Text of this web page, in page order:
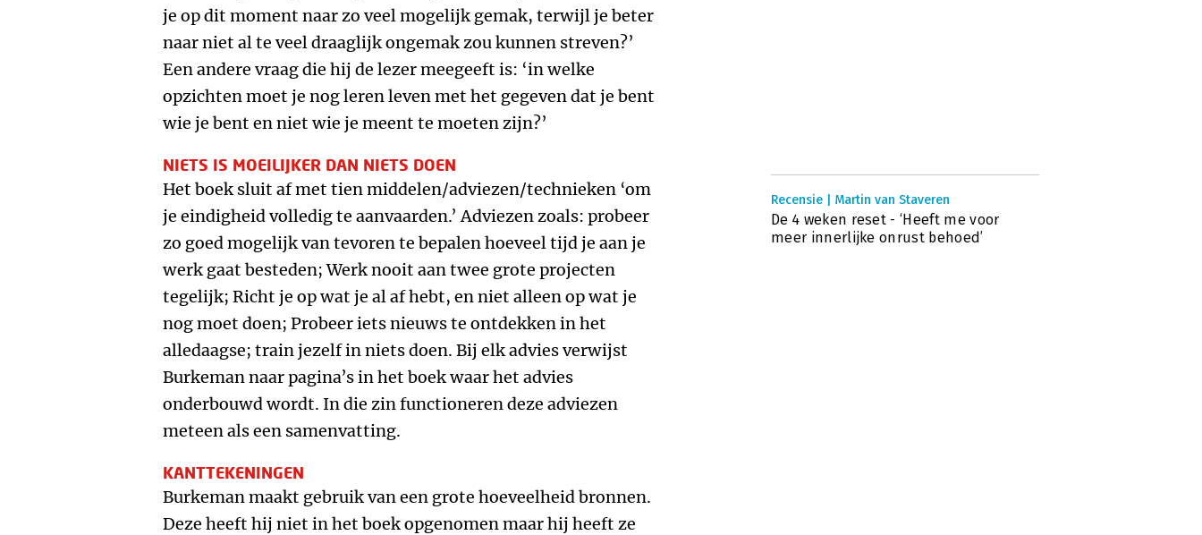
je op dit moment naar zo veel mogelijk gemak, terwijl je beter
naar niet al te veel draaglijk ongemak zou kunnen streven?’
Een andere vraag die hij de lezer meegeeft is: ‘in welke
opzichten moet je nog leren leven met het gegeven dat je bent
wie je bent en niet wie je meent te moeten zijn?’
NIETS IS MOEILIJKER DAN NIETS DOEN
Het boek sluit af met tien middelen/adviezen/technieken ‘om
je eindigheid volledig te aanvaarden.’ Adviezen zoals: probeer
zo goed mogelijk van tevoren te bepalen hoeveel tijd je aan je
werk gaat besteden; Werk nooit aan twee grote projecten
tegelijk; Richt je op wat je al af hebt, en niet alleen op wat je
nog moet doen; Probeer iets nieuws te ontdekken in het
alledaagse; train jezelf in niets doen. Bij elk advies verwijst
Burkeman naar pagina’s in het boek waar het advies
onderbouwd wordt. In die zin functioneren deze adviezen
meteen als een samenvatting.
KANTTEKENINGEN
Burkeman maakt gebruik van een grote hoeveelheid bronnen.
Deze heeft hij niet in het boek opgenomen maar hij heeft ze
Recensie | Martin van Staveren
De 4 weken reset - ‘Heeft me voor
meer innerlijke onrust behoed’